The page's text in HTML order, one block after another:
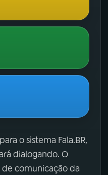
o sistema Fala.BR,
dialogando. O
de comunicação da